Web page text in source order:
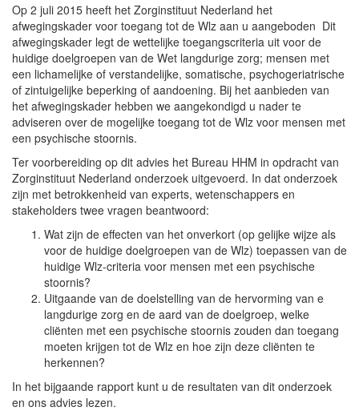
Op 2 juli 2015 heeft het Zorginstituut Nederland het
afwegingskader voor toegang tot de Wlz aan u aangeboden Dit
afwegingskader legt de wettelijke toegangscriteria uit voor de
huidige doelgroepen van de Wet langdurige zorg; mensen met
een lichamelijke of verstandelijke, somatische, psychogeriatrische
of zintuigelijke beperking of aandoening. Bij het aanbieden van
het afwegingskader hebben we aangekondigd u nader te
adviseren over de mogelijke toegang tot de Wlz voor mensen met
een psychische stoornis.
Ter voorbereiding op dit advies het Bureau HHM in opdracht van
Zorginstituut Nederland onderzoek uitgevoerd. In dat onderzoek
zijn met betrokkenheid van experts, wetenschappers en
stakeholders twee vragen beantwoord:
Wat zijn de effecten van het onverkort (op gelijke wijze als
voor de huidige doelgroepen van de Wlz) toepassen van de
huidige Wlz-criteria voor mensen met een psychische
stoornis?
Uitgaande van de doelstelling van de hervorming van e
langdurige zorg en de aard van de doelgroep, welke
cliënten met een psychische stoornis zouden dan toegang
moeten krijgen tot de Wlz en hoe zijn deze cliënten te
herkennen?
In het bijgaande rapport kunt u de resultaten van dit onderzoek
en ons advies lezen.